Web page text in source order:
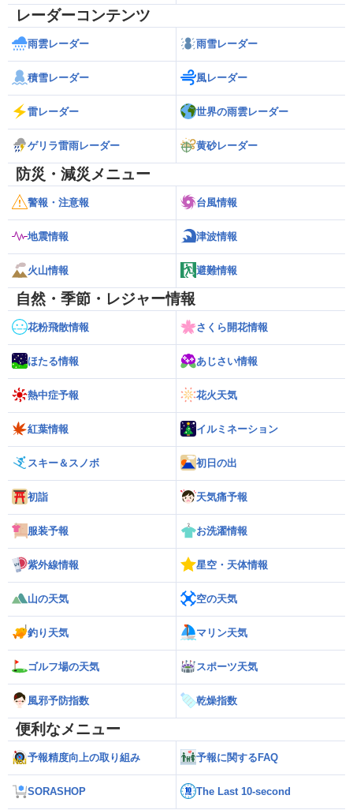
レーダーコンテンツ
雨雲レーダー 雨雪レーダー
積雪レーダー 風レーダー
雷レーダー 世界の雨雲レーダー
ゲリラ雷雨レーダー 黄砂レーダー
防災・減災メニュー
警報・注意報 台風情報
地震情報 津波情報
火山情報 避難情報
自然・季節・レジャー情報
花粉飛散情報 さくら開花情報
ほたる情報 あじさい情報
熱中症予報 花火天気
紅葉情報 イルミネーション
スキー＆スノボ 初日の出
初詣 天気痛予報
服装予報 お洗濯情報
紫外線情報 星空・天体情報
山の天気 空の天気
釣り天気 マリン天気
ゴルフ場の天気 スポーツ天気
風邪予防指数 乾燥指数
便利なメニュー
予報精度向上の取り組み 予報に関するFAQ
SORASHOP The Last 10-second